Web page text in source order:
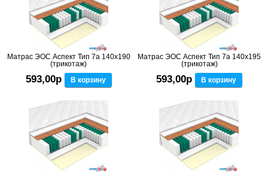
Матрас ЭОС Аспект Тип 7а 140x190
(трикотаж)
593,00р В корзину
Матрас ЭОС Аспект Тип 7а 140x195
(трикотаж)
593,00р В корзину